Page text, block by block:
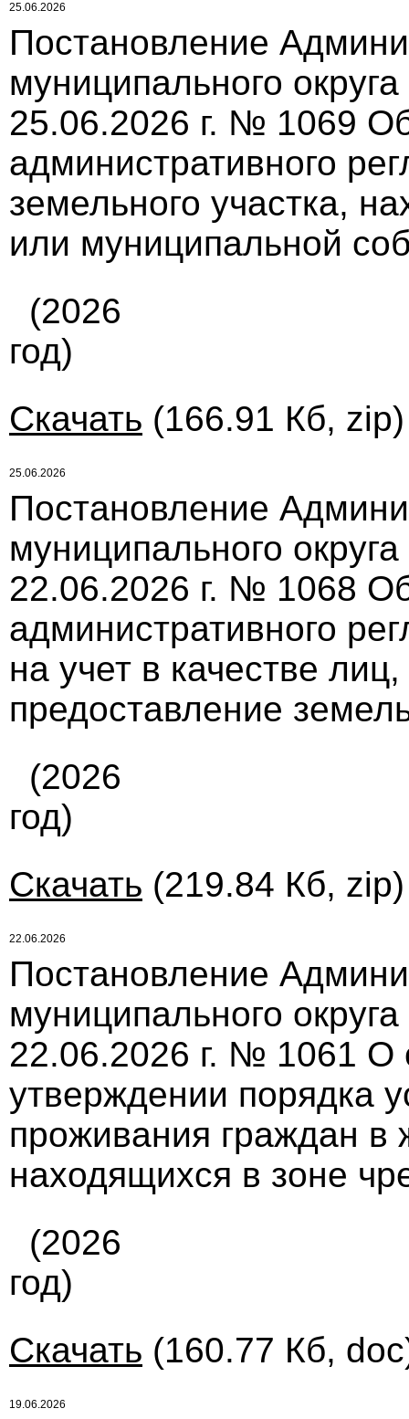
25.06.2026
Постановление
муниципального
25.06.2026 г. № 1069
административного
земельного участка,
или муниципальной
(2026
год)
Скачать (166.91 Кб,
25.06.2026
Постановление
муниципального
22.06.2026 г. № 1068
административного
на учет в качестве
предоставление
(2026
год)
Скачать (219.84 Кб,
22.06.2026
Постановление
муниципального
22.06.2026 г. № 1061 О
утверждении порядка
проживания граждан
находящихся в зоне
(2026
год)
Скачать (160.77 Кб,
19.06.2026